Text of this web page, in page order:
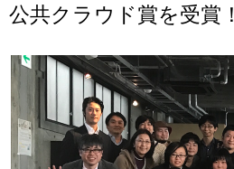
公共クラウド賞を受賞！